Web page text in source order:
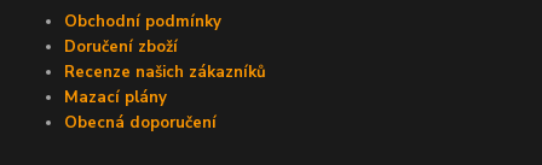
Obchodní podmínky
Doručení zboží
Recenze našich zákazníků
Mazací plány
Obecná doporučení